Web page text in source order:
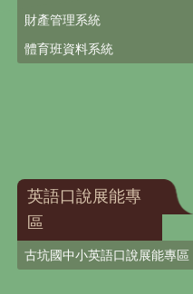
財產管理系統
體育班資料系統
英語口說展能專
區
古坑國中小英語口說展能專區